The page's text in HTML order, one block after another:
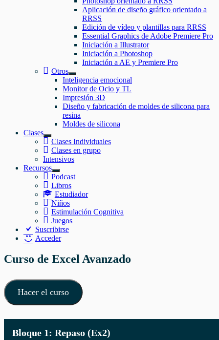
el
submenú
Aplicación de diseño gráfico orientado a
RRSS
Edición de vídeo y plantillas para RRSS
Essential Graphics de Adobe Premiere Pro
Iniciación a Illustrator
Iniciación a Photoshop
Iniciación a AE y Premiere Pro
Otros
Mostrar
el
submenú
Inteligencia emocional
Monitor de Ocio y TL
Impresión 3D
Diseño y fabricación de moldes de silicona para
resina
Moldes de silicona
Clases
Mostrar
el
submenú
Clases Individuales
Clases en grupo
Intensivos
Recursos
Mostrar
el
submenú
Podcast
Libros
Estudiador
Niños
Estimulación Cognitiva
Juegos
Suscribirse
Acceder
Curso de Excel Avanzado
Hacer el curso
Bloque 1: Repaso (Ex2)